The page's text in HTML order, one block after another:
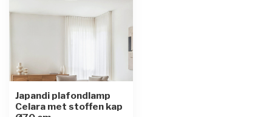
Japandi plafondlamp
Celara met stoffen kap